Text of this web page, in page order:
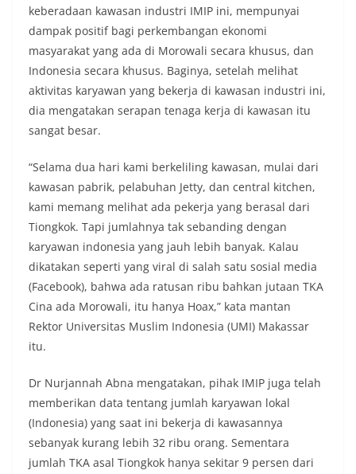
keberadaan kawasan industri IMIP ini, mempunyai
dampak positif bagi perkembangan ekonomi
masyarakat yang ada di Morowali secara khusus, dan
Indonesia secara khusus. Baginya, setelah melihat
aktivitas karyawan yang bekerja di kawasan industri ini,
dia mengatakan serapan tenaga kerja di kawasan itu
sangat besar.
“Selama dua hari kami berkeliling kawasan, mulai dari
kawasan pabrik, pelabuhan Jetty, dan central kitchen,
kami memang melihat ada pekerja yang berasal dari
Tiongkok. Tapi jumlahnya tak sebanding dengan
karyawan indonesia yang jauh lebih banyak. Kalau
dikatakan seperti yang viral di salah satu sosial media
(Facebook), bahwa ada ratusan ribu bahkan jutaan TKA
Cina ada Morowali, itu hanya Hoax,” kata mantan
Rektor Universitas Muslim Indonesia (UMI) Makassar
itu.
Dr Nurjannah Abna mengatakan, pihak IMIP juga telah
memberikan data tentang jumlah karyawan lokal
(Indonesia) yang saat ini bekerja di kawasannya
sebanyak kurang lebih 32 ribu orang. Sementara
jumlah TKA asal Tiongkok hanya sekitar 9 persen dari